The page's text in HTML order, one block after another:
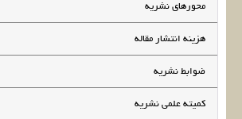
محورهای نشریه
هزینه انتشار مقاله
ضوابط نشریه
کمیته علمی نشریه